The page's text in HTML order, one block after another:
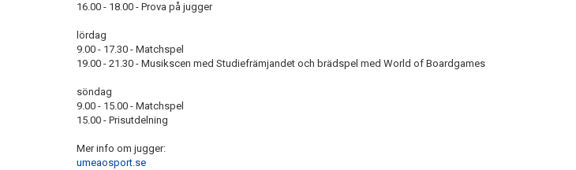
16.00 - 18.00 - Prova på jugger
lördag
9.00 - 17.30 - Matchspel
19.00 - 21.30 - Musikscen med Studiefrämjandet och brädspel med World of Boardgames
söndag
9.00 - 15.00 - Matchspel
15.00 - Prisutdelning
Mer info om jugger:
umeaosport.se